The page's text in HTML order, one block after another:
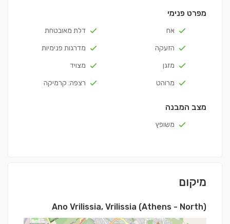
מפרט פנימי
אח
דלת מאובטחת
הזעקה
מדרגות פנימיות
מזגן
מצויד
מרוהט
רצפה: קרמיקה
מצב המבנה
משופץ
מיקום
Ano Vrilissia, Vrilissia (Athens - North)